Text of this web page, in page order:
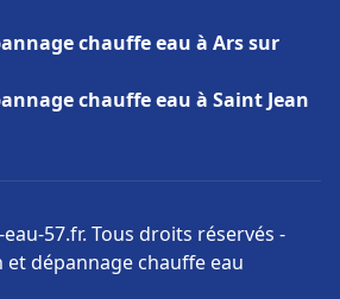
chauffe eau à Ars sur
chauffe eau à Saint Jean
57.fr. Tous droits réservés -
dépannage chauffe eau